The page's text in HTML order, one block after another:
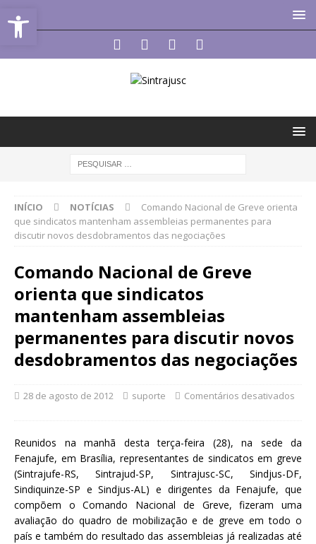
Abrir a barra de ferramentas
INÍCIO NOTÍCIAS
Comando Nacional de Greve orienta
que sindicatos mantenham assembleias permanentes para
discutir novos desdobramentos das negociações
Comando Nacional de Greve
orienta que sindicatos
mantenham assembleias
permanentes para discutir novos
desdobramentos das negociações
28 de agosto de 2012 suporte Comentários desativados
Reunidos na manhã desta terça-feira (28), na sede da
Fenajufe, em Brasília, representantes de sindicatos em greve
(Sintrajufe-RS, Sintrajud-SP, Sintrajusc-SC, Sindjus-DF,
Sindiquinze-SP e Sindjus-AL) e dirigentes da Fenajufe, que
compõem o Comando Nacional de Greve, fizeram uma
avaliação do quadro de mobilização e de greve em todo o
país e também do resultado das assembleias já realizadas até